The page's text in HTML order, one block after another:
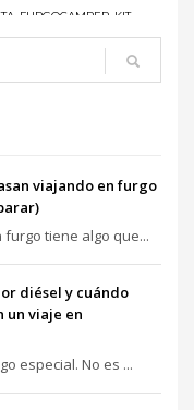
FURGOCAMPER KIT
viajando en furgo
tiene algo que...
diésel y cuándo
un viaje en
especial. No es ...